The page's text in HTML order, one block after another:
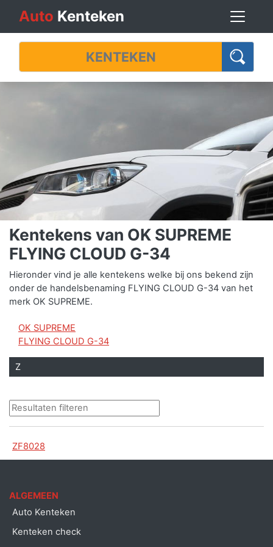
Auto Kenteken
Kentekens van OK SUPREME
FLYING CLOUD G-34
Hieronder vind je alle kentekens welke bij ons bekend zijn
onder de handelsbenaming FLYING CLOUD G-34 van het
merk OK SUPREME.
OK SUPREME
FLYING CLOUD G-34
Z
ZF8028
ALGEMEEN
Auto Kenteken
Kenteken check